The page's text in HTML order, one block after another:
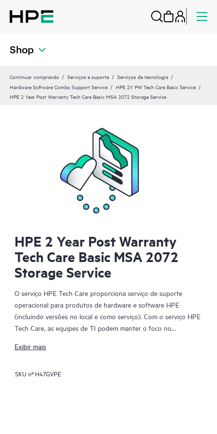
Shop
Continuar comprando Serviços e suporte
Serviços de tecnologia
Hardware Software Combo Support Service
HPE 2Y PW Tech Care Basic Service
HPE 2 Year Post Warranty Tech Care Basic MSA 2072 Storage Service
HPE 2 Year Post Warranty
Tech Care Basic MSA 2072
Storage Service
O serviço HPE Tech Care proporciona serviço de suporte
operacional para produtos de hardware e software HPE
(incluindo versões no local e como serviço). Com o serviço HPE
Tech Care, as equipes de TI podem manter o foco no
formas melhores de agir, em vez de apenas reagir a problemas.
O serviço HPE Tech Care permite acesso direto a especialistas
Exibir mais
SKU nº H47GVPE